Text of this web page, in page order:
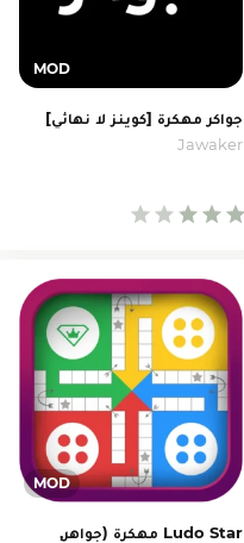
جواكر مهكرة [كوينز لا نهائي]
Jawaker‏
Ludo Star مهكرة (جواهر,